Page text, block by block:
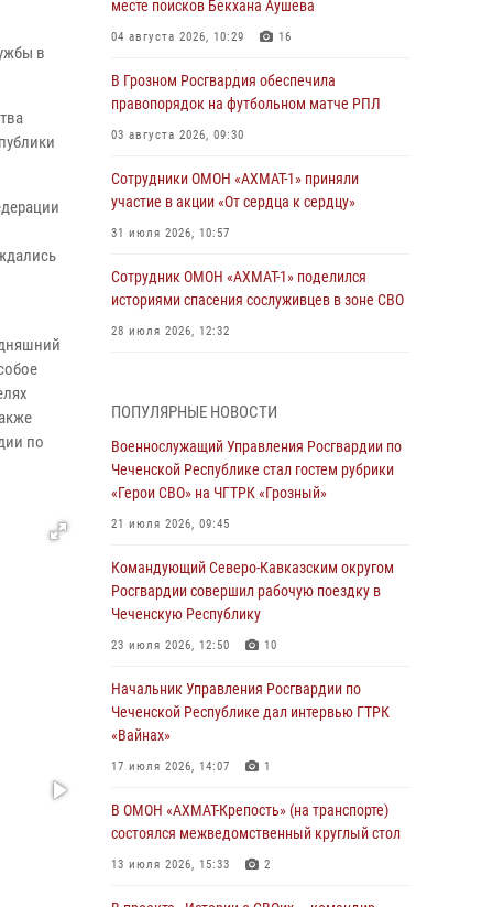
в
по
месте поисков Бекхана Аушева
04 августа 2026, 10:29 16
В Грозном Росгвардия обеспечила
правопорядок на футбольном матче РПЛ
03 августа 2026, 09:30
Сотрудники ОМОН «АХМАТ-1» приняли
участие в акции «От сердца к сердцу»
31 июля 2026, 10:57
Сотрудник ОМОН «АХМАТ-1» поделился
историями спасения сослуживцев в зоне СВО
28 июля 2026, 12:32
Чеченскую Республику
23 июля 2026, 12:50 10
Военнослужащий Управления Росгвардии по
Чеченской Республике стал гостем рубрики
21 июля 2026, 09:45
В ДНР росгвардейцы уничтожили около 80
вражеских беспилотников самолётного типа
В Грозном Росгвардия обеспечила
безопасность конно-спортивных
соревнований
Начальник Управления Росгвардии по
Чеченской Республике дал интервью ГТРК
ПОПУЛЯРНЫЕ НОВОСТИ
Военнослужащий Управления Росгвардии по
Чеченской Республике стал гостем рубрики
«Герои СВО» на ЧГТРК «Грозный»
21 июля 2026, 09:45
Командующий Северо-Кавказским округом
Росгвардии совершил рабочую поездку в
Чеченскую Республику
23 июля 2026, 12:50 10
Начальник Управления Росгвардии по
Чеченской Республике дал интервью ГТРК
«Вайнах»
17 июля 2026, 14:07 1
В ОМОН «АХМАТ-Крепость» (на транспорте)
состоялся межведомственный круглый стол
13 июля 2026, 15:33 2